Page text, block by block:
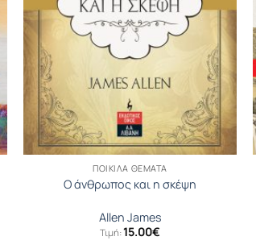
ΠΟΙΚΊΛΑ ΘΈΜΑΤΑ
Ο άνθρωπος και η σκέψη
Allen James
Τιμή:15.00€